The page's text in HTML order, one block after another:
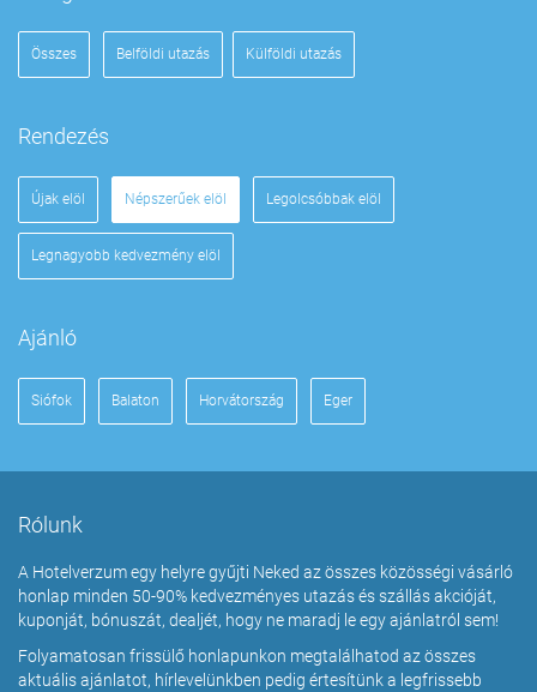
Összes Belföldi utazás Külföldi utazás
Rendezés
Újak elöl Népszerűek elöl Legolcsóbbak elöl
Legnagyobb kedvezmény elöl
Ajánló
Siófok Balaton Horvátország Eger
Rólunk
A Hotelverzum egy helyre gyűjti Neked az összes közösségi vásárló
honlap minden 50-90% kedvezményes utazás és szállás akcióját,
kuponját, bónuszát, dealjét, hogy ne maradj le egy ajánlatról sem!
Folyamatosan frissülő honlapunkon megtalálhatod az összes
aktuális ajánlatot, hírlevelünkben pedig értesítünk a legfrissebb